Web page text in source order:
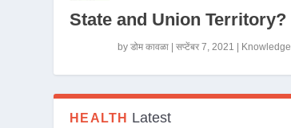
State and Union Territory?
byडोम कावळा |सप्टेंबर 7, 2021 Knowledge
HEALTH Latest